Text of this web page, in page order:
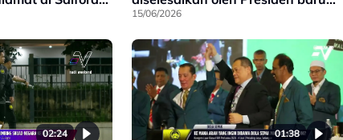
FAM
15/06/2026
02:24 01:38